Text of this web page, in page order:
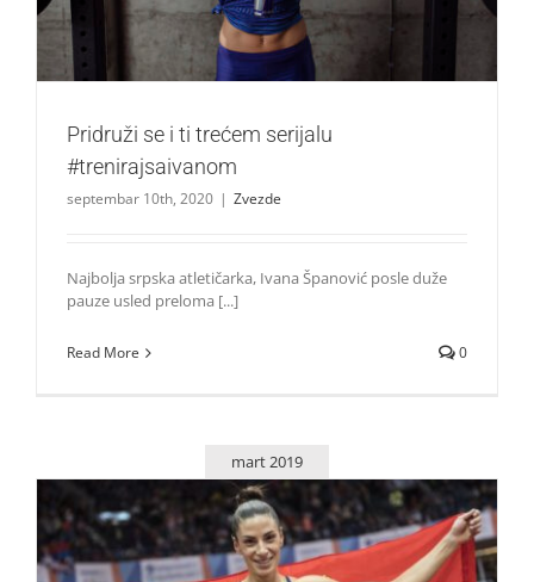
Pridruži se i ti trećem serijalu
#trenirajsaivanom
septembar 10th, 2020 | Zvezde
Najbolja srpska atletičarka, Ivana Španović posle duže
pauze usled preloma [...]
Read More 0
mart 2019